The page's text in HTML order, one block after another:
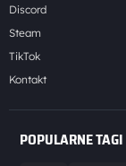
Discord
Steam
TikTok
Kontakt
POPULARNE TAGI